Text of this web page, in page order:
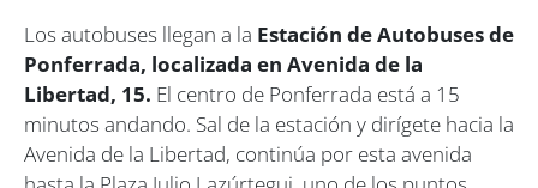
Los autobuses llegan a la Estación de Autobuses de
Ponferrada, localizada en Avenida de la
Libertad, 15. El centro de Ponferrada está a 15
minutos andando. Sal de la estación y dirígete hacia la
Avenida de la Libertad, continúa por esta avenida